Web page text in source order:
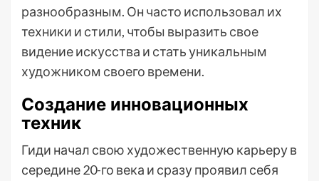
разнообразным. Он часто использовал их
техники и стили, чтобы выразить свое
видение искусства и стать уникальным
художником своего времени.
Создание инновационных
техник
Гиди начал свою художественную карьеру в
середине 20-го века и сразу проявил себя